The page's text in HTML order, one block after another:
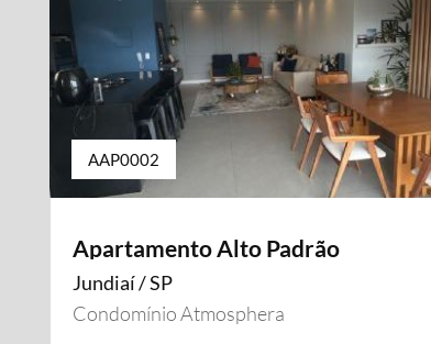
AAP0002
Apartamento Alto Padrão
Jundiaí / SP
Condomínio Atmosphera